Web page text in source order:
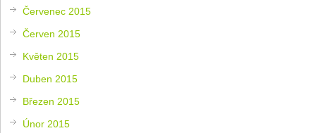
Červenec 2015
Červen 2015
Květen 2015
Duben 2015
Březen 2015
Únor 2015